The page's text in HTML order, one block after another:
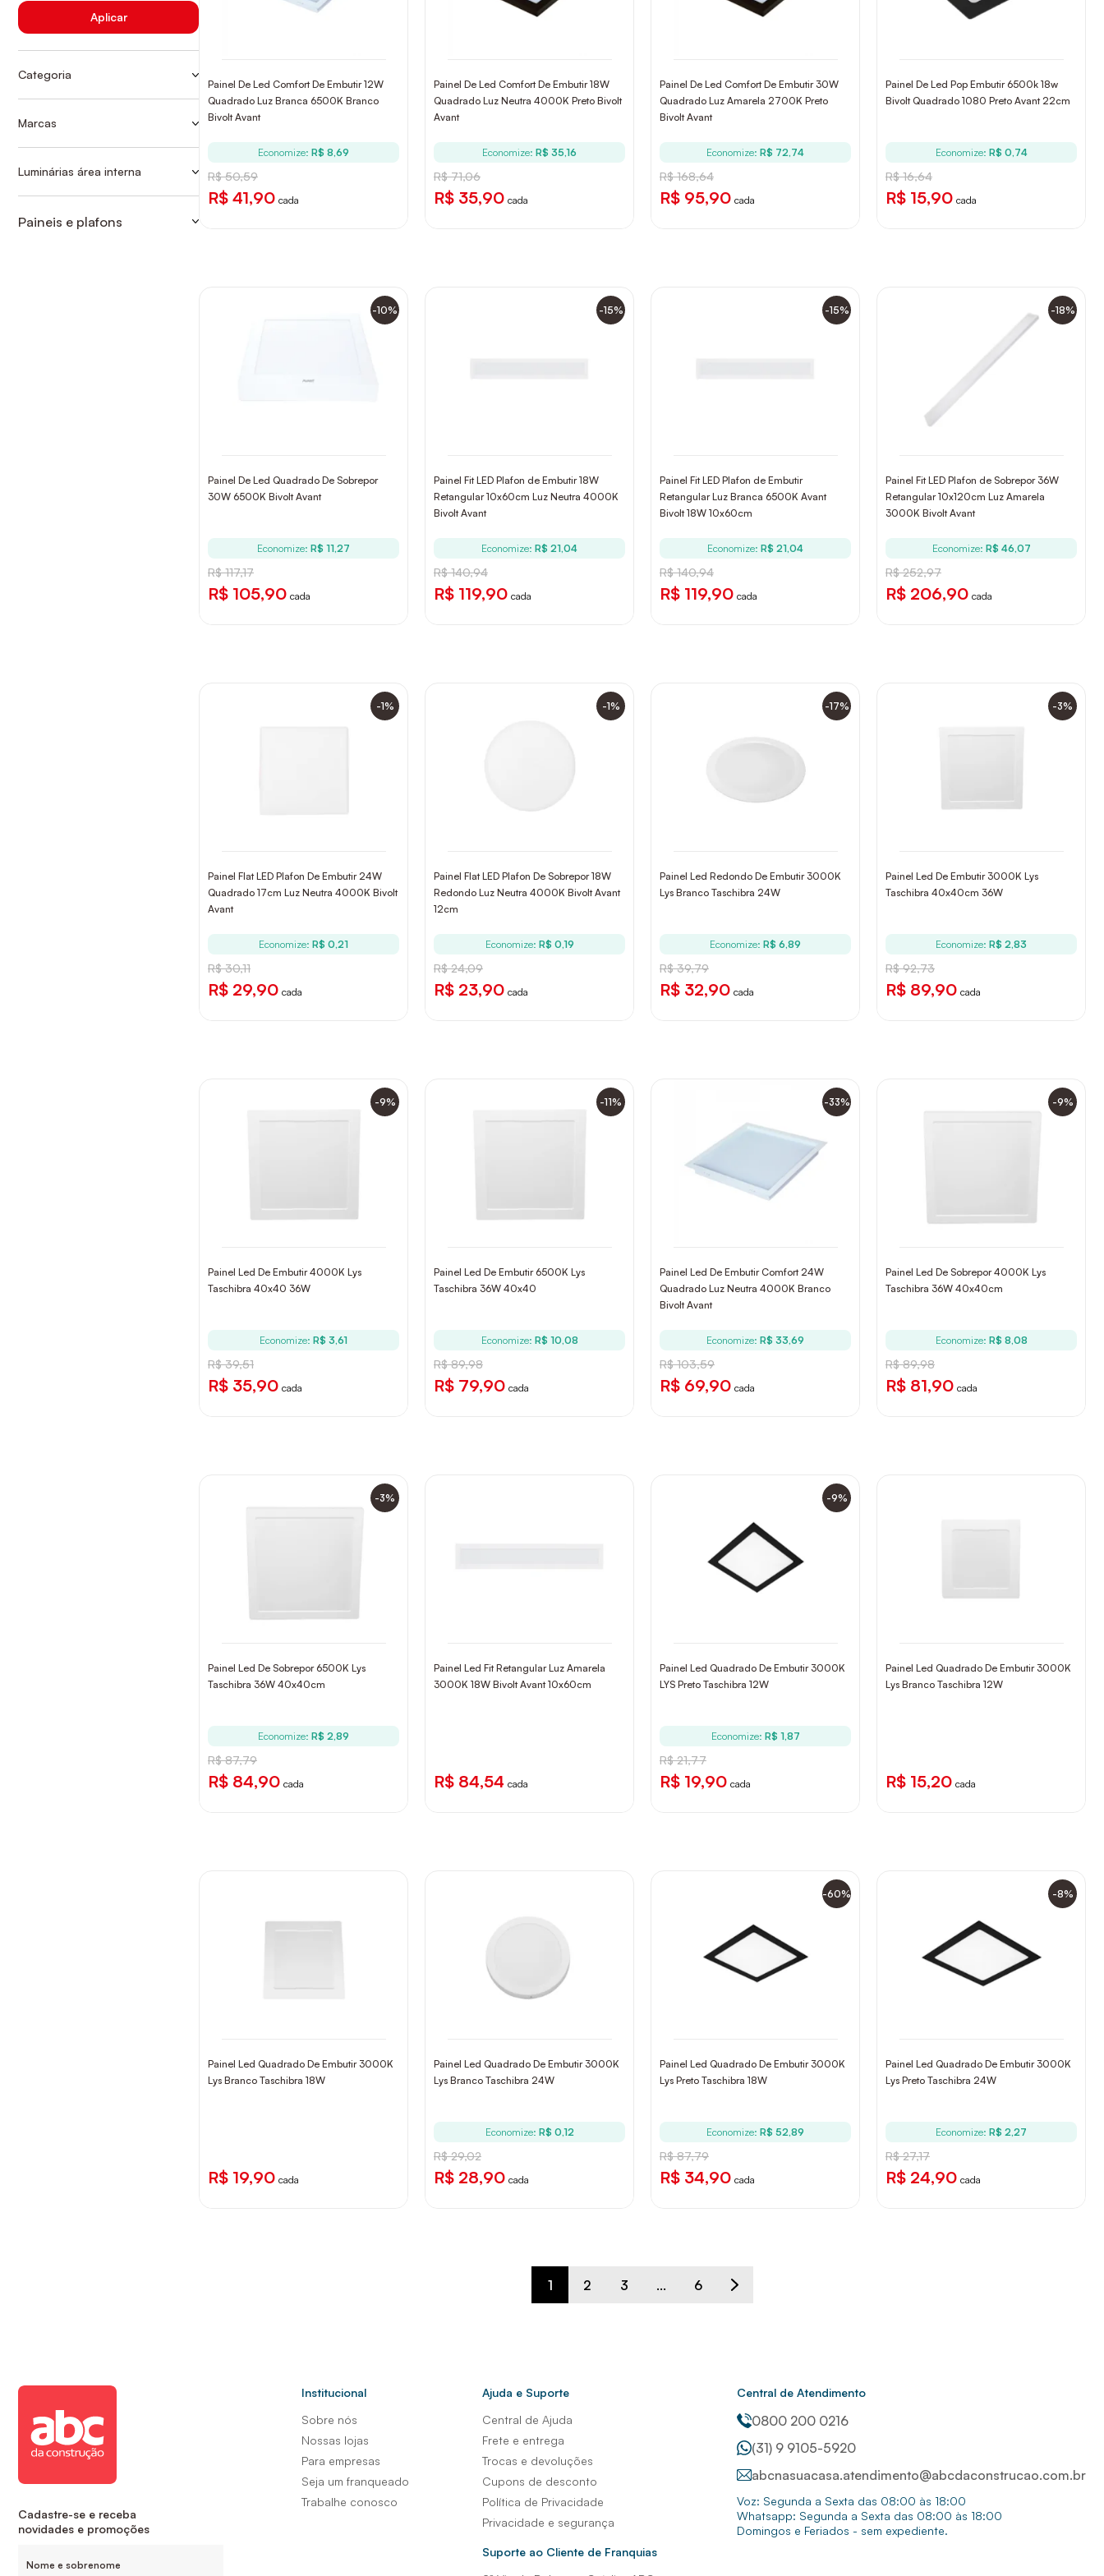
Aplicar
Categoria
Marcas
Luminárias área interna
Paineis e plafons
Painel De Led Comfort De Embutir 12W
Quadrado Luz Branca 6500K Branco
Bivolt Avant
Economize: R$ 8,69
R$ 50,59
R$ 41,90 cada
Painel De Led Comfort De Embutir 18W
Quadrado Luz Neutra 4000K Preto Bivolt
Avant
Economize: R$ 35,16
R$ 71,06
R$ 35,90 cada
Painel De Led Comfort De Embutir 30W
Quadrado Luz Amarela 2700K Preto
Bivolt Avant
Economize: R$ 72,74
R$ 168,64
R$ 95,90 cada
Painel De Led Pop Embutir 6500k 18w
Bivolt Quadrado 1080 Preto Avant 22cm
Economize: R$ 0,74
R$ 16,64
R$ 15,90 cada
-10%
Painel De Led Quadrado De Sobrepor
30W 6500K Bivolt Avant
Economize: R$ 11,27
R$ 117,17
R$ 105,90 cada
-15%
Painel Fit LED Plafon de Embutir 18W
Retangular 10x60cm Luz Neutra 4000K
Bivolt Avant
Economize: R$ 21,04
R$ 140,94
R$ 119,90 cada
-15%
Painel Fit LED Plafon de Embutir
Retangular Luz Branca 6500K Avant
Bivolt 18W 10x60cm
Economize: R$ 21,04
R$ 140,94
R$ 119,90 cada
-18%
Painel Fit LED Plafon de Sobrepor 36W
Retangular 10x120cm Luz Amarela
3000K Bivolt Avant
Economize: R$ 46,07
R$ 252,97
R$ 206,90 cada
-1%
Painel Flat LED Plafon De Embutir 24W
Quadrado 17cm Luz Neutra 4000K Bivolt
Avant
Economize: R$ 0,21
R$ 30,11
R$ 29,90 cada
-1%
Painel Flat LED Plafon De Sobrepor 18W
Redondo Luz Neutra 4000K Bivolt Avant
12cm
Economize: R$ 0,19
R$ 24,09
R$ 23,90 cada
-17%
Painel Led Redondo De Embutir 3000K
Lys Branco Taschibra 24W
Economize: R$ 6,89
R$ 39,79
R$ 32,90 cada
-3%
Painel Led De Embutir 3000K Lys
Taschibra 40x40cm 36W
Economize: R$ 2,83
R$ 92,73
R$ 89,90 cada
-9%
Painel Led De Embutir 4000K Lys
Taschibra 40x40 36W
Economize: R$ 3,61
R$ 39,51
R$ 35,90 cada
-11%
Painel Led De Embutir 6500K Lys
Taschibra 36W 40x40
Economize: R$ 10,08
R$ 89,98
R$ 79,90 cada
-33%
Painel Led De Embutir Comfort 24W
Quadrado Luz Neutra 4000K Branco
Bivolt Avant
Economize: R$ 33,69
R$ 103,59
R$ 69,90 cada
-9%
Painel Led De Sobrepor 4000K Lys
Taschibra 36W 40x40cm
Economize: R$ 8,08
R$ 89,98
R$ 81,90 cada
-3%
Painel Led De Sobrepor 6500K Lys
Taschibra 36W 40x40cm
Economize: R$ 2,89
R$ 87,79
R$ 84,90 cada
Painel Led Fit Retangular Luz Amarela
3000K 18W Bivolt Avant 10x60cm
R$ 84,54 cada
-9%
Painel Led Quadrado De Embutir 3000K
LYS Preto Taschibra 12W
Economize: R$ 1,87
R$ 21,77
R$ 19,90 cada
Painel Led Quadrado De Embutir 3000K
Lys Branco Taschibra 12W
R$ 15,20 cada
Painel Led Quadrado De Embutir 3000K
Lys Branco Taschibra 18W
R$ 19,90 cada
Painel Led Quadrado De Embutir 3000K
Lys Branco Taschibra 24W
Economize: R$ 0,12
R$ 29,02
R$ 28,90 cada
-60%
Painel Led Quadrado De Embutir 3000K
Lys Preto Taschibra 18W
Economize: R$ 52,89
R$ 87,79
R$ 34,90 cada
-8%
Painel Led Quadrado De Embutir 3000K
Lys Preto Taschibra 24W
Economize: R$ 2,27
R$ 27,17
R$ 24,90 cada
1 2 3 ... 6
Cadastre-se e receba
novidades e promoções
Institucional
Sobre nós
Nossas lojas
Para empresas
Seja um franqueado
Trabalhe conosco
Ajuda e Suporte
Central de Ajuda
Frete e entrega
Trocas e devoluções
Cupons de desconto
Política de Privacidade
Privacidade e segurança
Suporte ao Cliente de Franquias
Central de Atendimento
0800 200 0216
(31) 9 9105-5920
abcnasuacasa.atendimento@abcdaconstrucao.com.br
Voz: Segunda a Sexta das 08:00 às 18:00
Whatsapp: Segunda a Sexta das 08:00 às 18:00
Domingos e Feriados - sem expediente.